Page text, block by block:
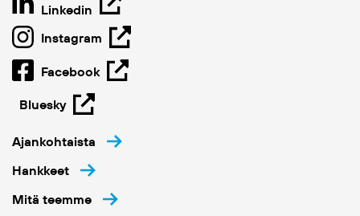
Linkedin
Instagram
Facebook
Bluesky
Ajankohtaista
Hankkeet
Mitä teemme